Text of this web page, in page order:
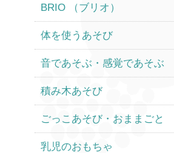
BRIO （ブリオ）
体を使うあそび
音であそぶ・感覚であそぶ
積み木あそび
ごっこあそび・おままごと
乳児のおもちゃ